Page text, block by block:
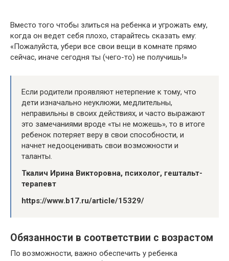
Вместо того чтобы злиться на ребенка и угрожать ему,
когда он ведет себя плохо, старайтесь сказать ему:
«Пожалуйста, убери все свои вещи в комнате прямо
сейчас, иначе сегодня ты (чего-то) не получишь!»
Если родители проявляют нетерпение к тому, что
дети изначально неуклюжи, медлительны,
неправильны в своих действиях, и часто выражают
это замечаниями вроде «ты не можешь», то в итоге
ребенок потеряет веру в свои способности, и
начнет недооценивать свои возможности и
таланты.
Ткалич Ирина Викторовна, психолог, гештальт-
терапевт
https://www.b17.ru/article/15329/
Обязанности в соответствии с возрастом
По возможности, важно обеспечить у ребенка